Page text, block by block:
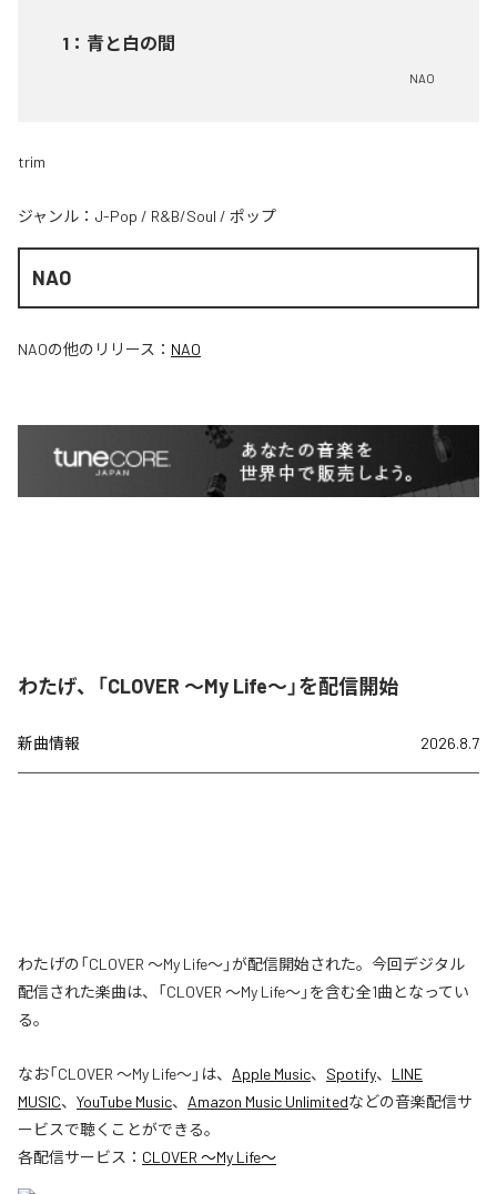
1 ： 青と白の間
NAO
trim
ジャンル： J-Pop / R&B/Soul / ポップ
NAO
NAOの他のリリース： NAO
わたげ、「CLOVER ～My Life～」を配信開始
新曲情報 2026.8.7
わたげの「CLOVER ～My Life～」が配信開始された。今回デジタル
配信された楽曲は、「CLOVER ～My Life～」を含む全1曲となってい
る。
なお「CLOVER ～My Life～」は、 Apple Music、 Spotify、 LINE
MUSIC、 YouTube Music、 Amazon Music Unlimitedなどの音楽配信サ
ービスで聴くことができる。
各配信サービス： CLOVER ～My Life～